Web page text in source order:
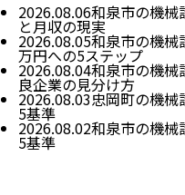
2026.08.06和泉市の機械
と月収の現実
2026.08.05和泉市の機械
万円への5ステップ
2026.08.04和泉市の機械
良企業の見分け方
2026.08.03忠岡町の機械
5基準
2026.08.02和泉市の機械
5基準